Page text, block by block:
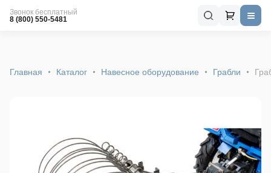
Звонок бесплатный
8 (800) 550-5481
Главная Каталог Навесное оборудование Грабли